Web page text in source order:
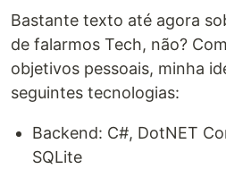
Bastante texto até agora
de falarmos Tech, não?
objetivos pessoais, minha
seguintes tecnologias:
Backend: C#, DotNET
SQLite